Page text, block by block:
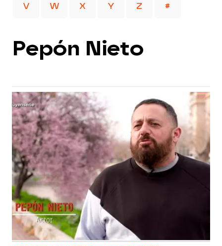
V W X Y Z #
Pepón Nieto